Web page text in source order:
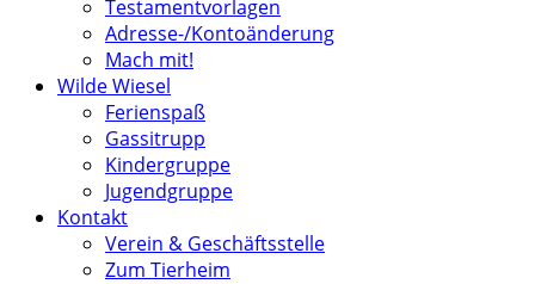
Testamentvorlagen
Adresse-/Kontoänderung
Mach mit!
Wilde Wiesel
Ferienspaß
Gassitrupp
Kindergruppe
Jugendgruppe
Kontakt
Verein & Geschäftsstelle
Zum Tierheim